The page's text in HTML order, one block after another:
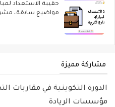
مواضيع سابقة،
مشاركة مميزة
مؤسسات الريادة